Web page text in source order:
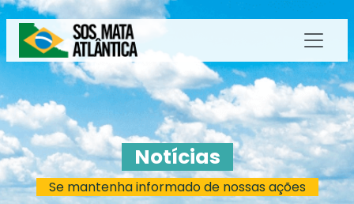
Notícias
Se mantenha informado de nossas ações